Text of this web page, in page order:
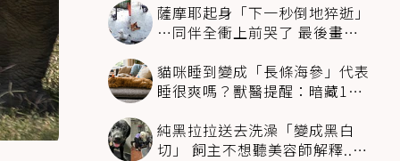
薩摩耶起身「下一秒倒地猝逝」
…同伴全衝上前哭了 最後畫面
貓咪睡到變成「長條海參」代表
睡很爽嗎？獸醫提醒：暗藏1種
純黑拉拉送去洗澡「變成黑白
切」 飼主不想聽美容師解釋..衝